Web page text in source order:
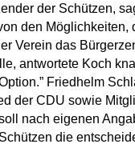
der Schützen,
den Möglichkeiten,
Verein das
antwortete Koch
Friedhelm
der CDU sowie
nach eigenen
die